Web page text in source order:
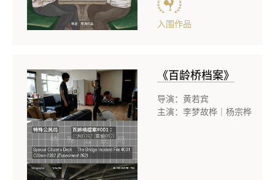
入围作品
《百龄桥档案》
导演：黄若宾
主演：李梦故桦｜杨宗桦｜林